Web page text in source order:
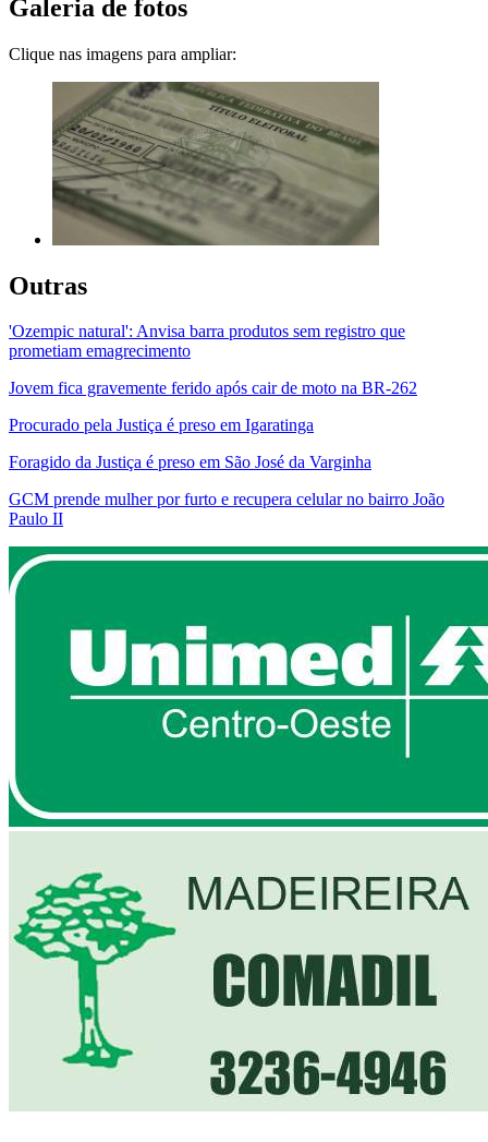
Galeria de fotos
Clique nas imagens para ampliar:
Outras
'Ozempic natural': Anvisa barra produtos sem registro que
prometiam emagrecimento
Jovem fica gravemente ferido após cair de moto na BR-262
Procurado pela Justiça é preso em Igaratinga
Foragido da Justiça é preso em São José da Varginha
GCM prende mulher por furto e recupera celular no bairro João
Paulo II